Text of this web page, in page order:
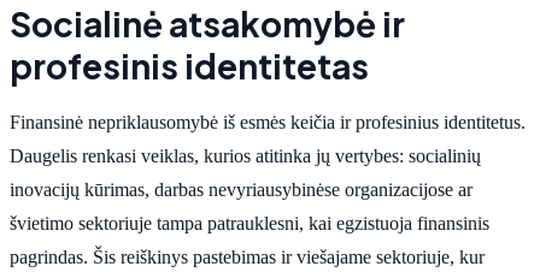
Socialinė atsakomybė ir
profesinis identitetas
Finansinė nepriklausomybė iš esmės keičia ir profesinius identitetus.
Daugelis renkasi veiklas, kurios atitinka jų vertybes: socialinių
inovacijų kūrimas, darbas nevyriausybinėse organizacijose ar
švietimo sektoriuje tampa patrauklesni, kai egzistuoja finansinis
pagrindas. Šis reiškinys pastebimas ir viešajame sektoriuje, kur